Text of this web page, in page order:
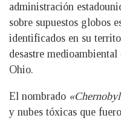
administración
sobre supuestos globos
identificados en su
desastre
Ohio.
El nombrado
y nubes tóxicas que